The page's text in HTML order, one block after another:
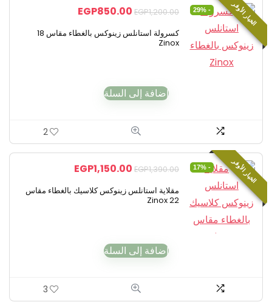
الخيار الأوفر - 29%
EGP1,200.00
EGP850.00
كسرولة استانلس زينوكس بالغطاء مقاس 18
Zinox
إضافة إلى السلة
2
الخيار الأوفر - 17%
EGP1,390.00
EGP1,150.00
مقلاية استانلس زينوكس كلاسيك بالغطاء مقاس
22 Zinox
إضافة إلى السلة
3